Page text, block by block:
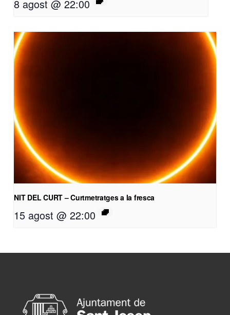
8 agost @ 22:00
NIT DEL CURT – Curtmetratges a la fresca
15 agost @ 22:00